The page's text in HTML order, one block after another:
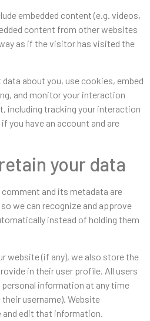
embedded content (e.g. videos,
content from other websites
as if the visitor has visited the
about you, use cookies, embed
and monitor your interaction
including tracking your interaction
you have an account and are
your data
and its metadata are
we can recognize and approve
instead of holding them
website (if any), we also store the
in their user profile. All users
information at any time
username). Website
edit that information.